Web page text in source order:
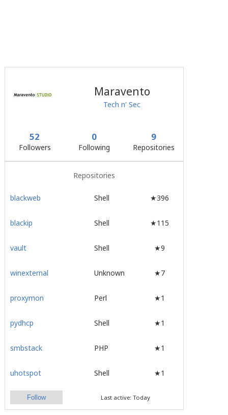
Maravento
Tech n' Sec
52
Followers
0
Following
9
Repositories
Repositories
blackweb Shell ★396
blackip Shell ★115
vault Shell ★9
winexternal Unknown ★7
proxymon Perl ★1
pydhcp Shell ★1
smbstack PHP ★1
uhotspot Shell ★1
Follow Last active: Today